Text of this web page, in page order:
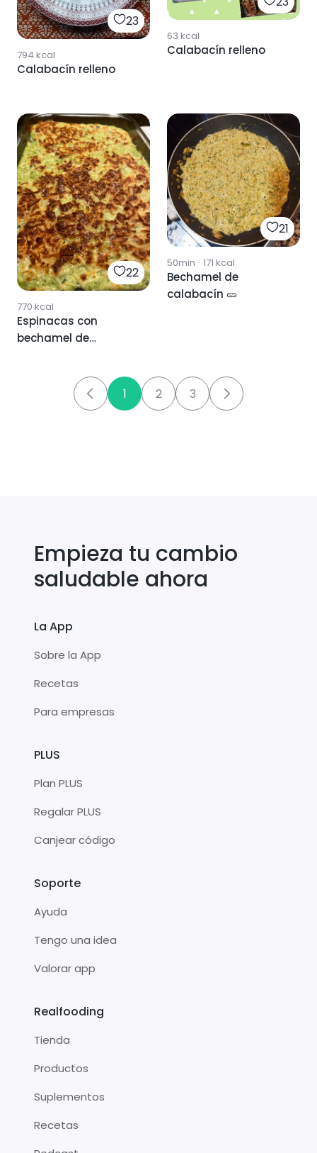
23
794 kcal
Calabacín relleno
63 kcal
Calabacín relleno
22
770 kcal
Espinacas con
bechamel de
21
50min · 171 kcal
Bechamel de
calabacín 🥒
1 2 3
Empieza tu cambio
saludable ahora
La App
Sobre la App
Recetas
Para empresas
PLUS
Plan PLUS
Regalar PLUS
Canjear código
Soporte
Ayuda
Tengo una idea
Valorar app
Realfooding
Tienda
Productos
Suplementos
Recetas